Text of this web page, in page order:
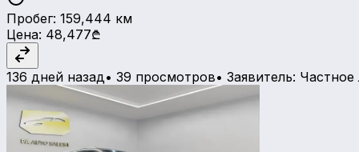
Пробег: 159,444 км
Цена: 48,477₾
136 дней назад• 39 просмотров• Заявитель: Частное